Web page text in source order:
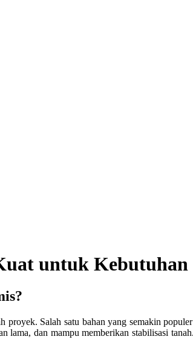
untuk
Salah satu bahan yang semakin
lama, dan mampu memberikan stabilisasi